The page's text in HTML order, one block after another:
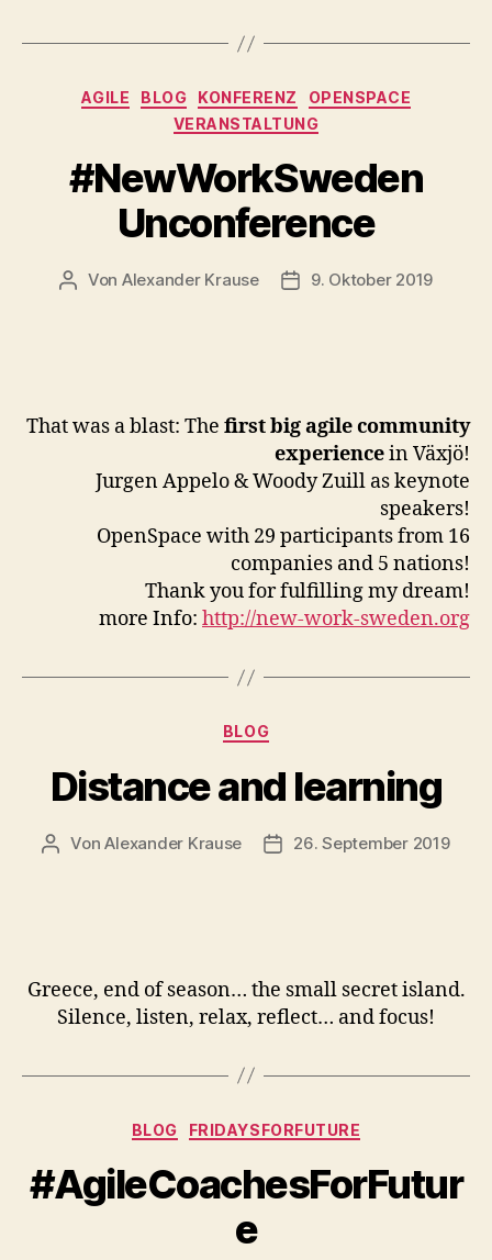
Kategorien
AGILE BLOG KONFERENZ
OPENSPACE
VERANSTALTUNG
#NewWorkSweden
Unconference
Beitragsautor
Von Alexander Krause Beitragsdatum
9. Oktober 2019
That was a blast: The first big agile community
experiencein Växjö!
Jurgen Appelo & Woody Zuill as keynote
speakers!
OpenSpace with 29 participants from 16
companies and 5 nations!
Thank you for fulfilling my dream!
more Info: http://new-work-sweden.org
Kategorien
BLOG
Distance and learning
Beitragsautor
VonAlexander Krause Beitragsdatum
26. September 2019
Greece, end of season… the small secret island.
Silence, listen, relax, reflect… and focus!
Kategorien
BLOG FRIDAYSFORFUTURE
#AgileCoachesForFutur
e